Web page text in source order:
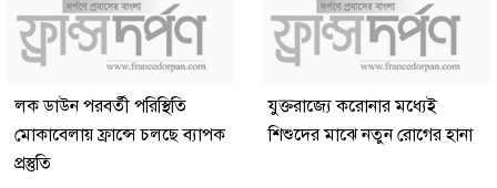
লক ডাউন পরবর্তী পরিস্থিতি
মোকাবেলায় ফ্রান্সে চলছে ব্যাপক
প্রস্তুতি
যুক্তরাজ্যে করোনার মধ্যেই
শিশুদের মাঝে নতুন রোগের হানা